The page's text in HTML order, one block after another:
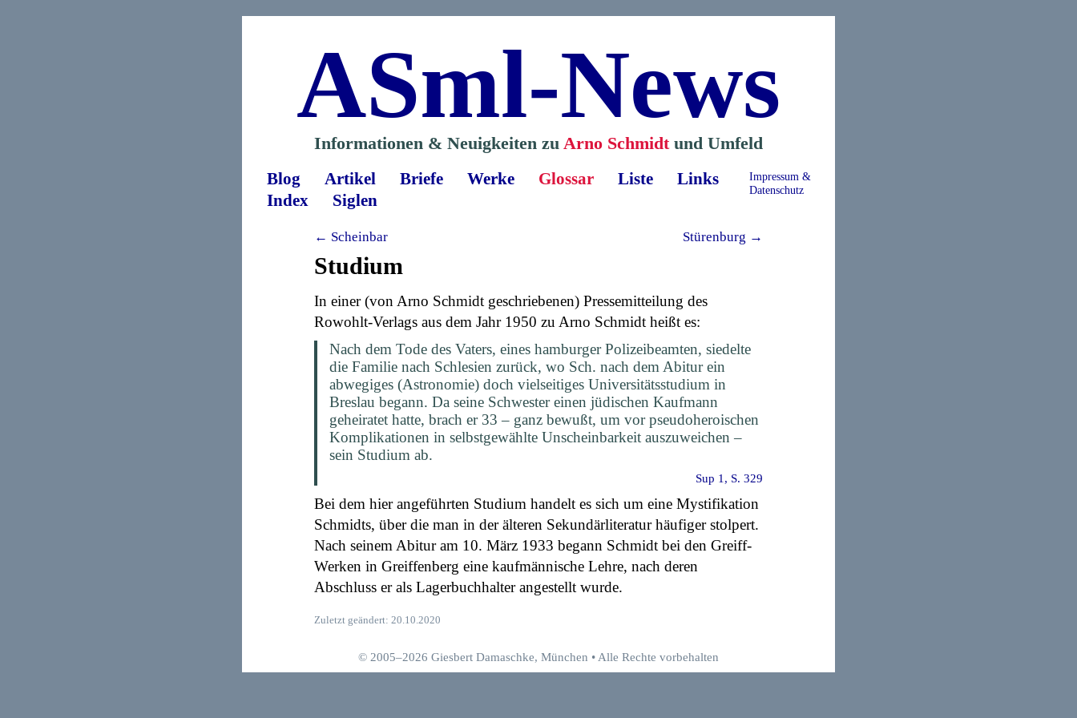
ASml-News
Informationen & Neuigkeiten zu Arno Schmidtund Umfeld
Blog Artikel Briefe Werke Glossar Liste Links
Impressum &
Datenschutz
Index Siglen
← Scheinbar Stürenburg →
Studium
In einer (von Arno Schmidt geschriebenen) Pressemitteilung des
Rowohlt-Verlags aus dem Jahr 1950 zu Arno Schmidt heißt es:
Nach dem Tode des Vaters, eines hamburger Polizeibeamten, siedelte
die Familie nach Schlesien zurück, wo Sch. nach dem Abitur ein
abwegiges (Astronomie) doch vielseitiges Universitätsstudium in
Breslau begann. Da seine Schwester einen jüdischen Kaufmann
geheiratet hatte, brach er 33 – ganz bewußt, um vor pseudoheroischen
Komplikationen in selbstgewählte Unscheinbarkeit auszuweichen –
sein Studium ab.
Sup 1, S. 329
Bei dem hier angeführten Studium handelt es sich um eine Mystifikation
Schmidts, über die man in der älteren Sekundärliteratur häufiger stolpert.
Nach seinem Abitur am 10. März 1933 begann Schmidt bei den Greiff-
Werken in Greiffenberg eine kaufmännische Lehre, nach deren
Abschluss er als Lagerbuchhalter angestellt wurde.
Zuletzt geändert: 20.10.2020
© 2005–2026 Giesbert Damaschke, München • Alle Rechte vorbehalten